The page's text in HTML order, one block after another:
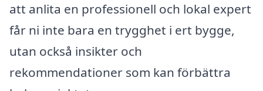
att anlita en professionell och lokal expert
får ni inte bara en trygghet i ert bygge,
utan också insikter och
rekommendationer som kan förbättra